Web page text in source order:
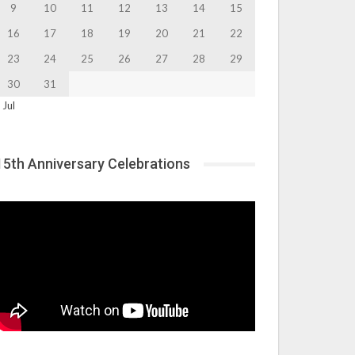
9 10 11 12 13 14
15
16
17 18 19 20 21
22
23
24 25 26 27 28
29
30
31
Jul
Anniversary Celebrations